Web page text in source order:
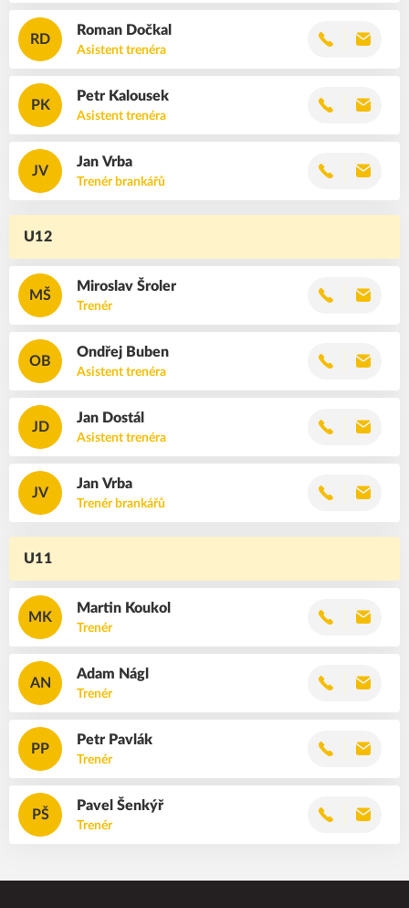
RD
Roman Dočkal
Asistent trenéra
PK
Petr Kalousek
Asistent trenéra
JV
Jan Vrba
Trenér brankářů
U12
MŠ
Miroslav Šroler
Trenér
OB
Ondřej Buben
Asistent trenéra
JD
Jan Dostál
Asistent trenéra
JV
Jan Vrba
Trenér brankářů
U11
MK
Martin Koukol
Trenér
AN
Adam Nágl
Trenér
PP
Petr Pavlák
Trenér
PŠ
Pavel Šenkýř
Trenér